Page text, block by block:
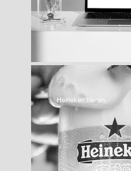
Heineken bieren